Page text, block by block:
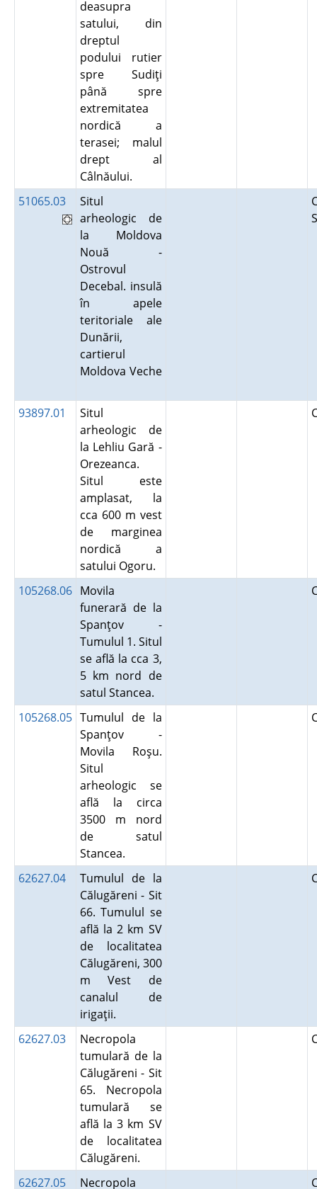
deasupra
satului, din
dreptul
podului rutier
spre Sudiţi
până spre
extremitatea
nordică a
terasei; malul
drept al
Câlnăului.
51065.03
Situl
arheologic de
la Moldova
Nouă -
Ostrovul
Decebal. insulă
în apele
teritoriale ale
Dunării,
cartierul
Moldova Veche
93897.01
Situl
arheologic de
la Lehliu Gară -
Orezeanca.
Situl este
amplasat, la
cca 600 m vest
de marginea
nordică a
satului Ogoru.
105268.06 Movila
funerară de la
Spanţov -
Tumulul 1. Situl
se află la cca 3,
5 km nord de
satul Stancea.
105268.05 Tumulul de la
Spanţov -
Movila Roşu.
Situl
arheologic se
află la circa
3500 m nord
de satul
Stancea.
62627.04
Tumulul de la
Călugăreni - Sit
66. Tumulul se
află la 2 km SV
de localitatea
Călugăreni, 300
m Vest de
canalul de
irigaţii.
62627.03
Necropola
tumulară de la
Călugăreni - Sit
65. Necropola
tumulară se
află la 3 km SV
de localitatea
Călugăreni.
62627.05 Necropola